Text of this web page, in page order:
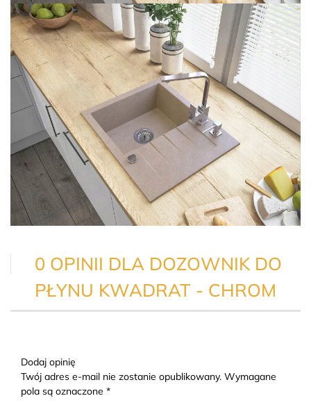
0 OPINII DLA DOZOWNIK DO
PŁYNU KWADRAT - CHROM
Dodaj opinię
Twój adres e-mail nie zostanie opublikowany. Wymagane
pola są oznaczone *